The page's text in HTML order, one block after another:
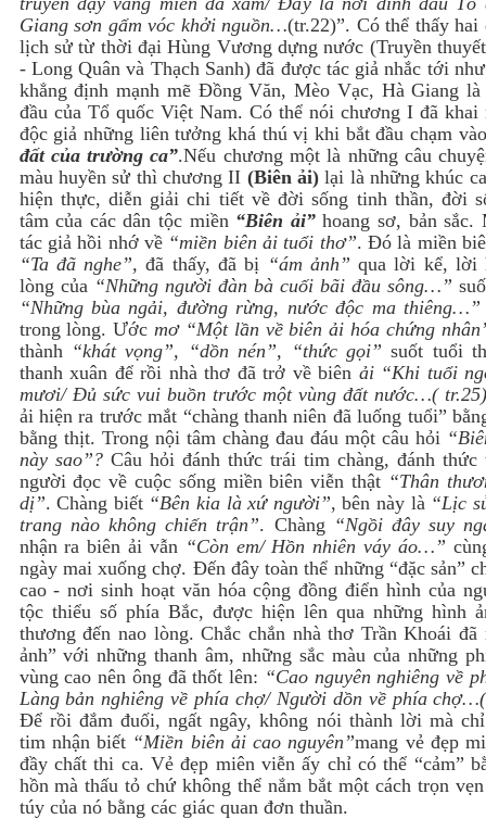
Giang sơn gấm vóc khởi nguồn…(tr.22)”. Có thể thấy hai
lịch sử từ thời đại Hùng Vương dựng nước (Truyền
- Long Quân và Thạch Sanh) đã được tác giả nhắc tới
khẳng định mạnh mẽ Đồng Văn, Mèo Vạc, Hà Giang
đầu của Tổ quốc Việt Nam. Có thể nói chương I đã khai
độc giả những liên tưởng khá thú vị khi bắt đầu chạm
đất của trường ca”.Nếu chương một là những câu
màu huyền sử thì chương II (Biên ải) lại là những khúc
hiện thực, diễn giải chi tiết về đời sống tinh thần, đời
tâm của các dân tộc miền “Biên ải”hoang sơ, bản sắc.
tác giả hồi nhớ về “miền biên ải tuổi thơ”. Đó là miền
“Ta đã nghe”, đã thấy, đã bị “ám ảnh” qua lời kể, lời
lòng của “Những người đàn bà cuối bãi đầu sông…”
“Những bùa ngải, đường rừng, nước độc ma
trong lòng. Ướcmơ “Một lần về biên ải hóa chứng
thành “khát vọng”, “dồn nén”, “thức gọi” suốt tuổi
thanh xuân để rồi nhà thơ đã trở về biên ải “Khi tuổi
mươi/ Đủ sức vui buồn trước một vùng đất nước…(
ải hiện ra trước mắt “chàng thanh niên đã luống tuổi”
bằng thịt. Trong nội tâm chàng đau đáu một câu hỏi
này sao”?Câu hỏi đánh thức trái tim chàng, đánh thức
người đọc về cuộc sống miền biên viễn thật “Thân
dị”. Chàng biết “Bên kia là xứ người”, bên này là “Lịc
trang nào không chiến trận”. Chàng “Ngồi đây suy
nhận ra biên ải vẫn “Còn em/ Hồn nhiên váy áo…”
ngày mai xuống chợ. Đến đây toàn thể những “đặc sản”
cao - nơi sinh hoạt văn hóa cộng đồng điển hình của
tộc thiểu số phía Bắc, được hiện lên qua những hình
thương đến nao lòng. Chắc chắn nhà thơ Trần Khoái đã
ảnh” với những thanh âm, những sắc màu của những
vùng cao nên ông đã thốt lên: “Cao nguyên nghiêng về
Làng bản nghiêng về phía chợ/ Người dồn về phía
Để rồi đắm đuối, ngất ngây, không nói thành lời mà
tim nhận biết “Miền biên ải cao nguyên”mang vẻ đẹp
đầy chất thi ca. Vẻ đẹp miên viễn ấy chỉ có thể “cảm”
hồn mà thấu tỏ chứ không thể nắm bắt một cách trọn
túy của nó bằng các giác quan đơn thuần.